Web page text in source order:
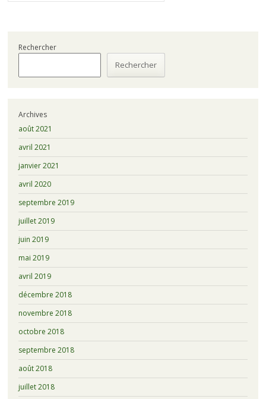
Rechercher
Rechercher
Archives
août 2021
avril 2021
janvier 2021
avril 2020
septembre 2019
juillet 2019
juin 2019
mai 2019
avril 2019
décembre 2018
novembre 2018
octobre 2018
septembre 2018
août 2018
juillet 2018